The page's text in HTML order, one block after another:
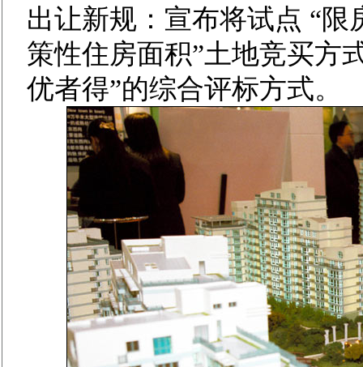
出让新规：宣布将试点 “限
策性住房面积”土地竞买方
优者得”的综合评标方式。